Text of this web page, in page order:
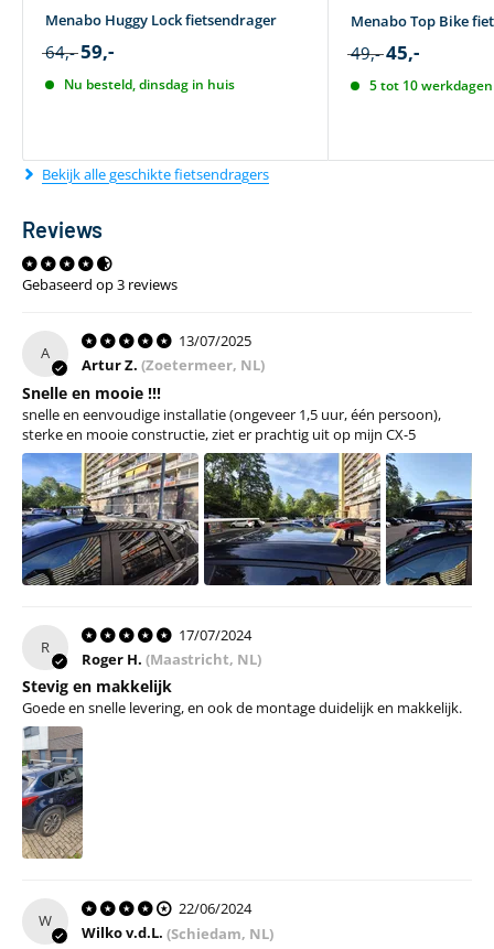
Menabo Huggy Lock fietsendrager
64,- 59,-
Nu besteld, dinsdag in huis
Menabo Top Bike
49,- 45,-
5 tot 10
Bekijk alle geschikte fietsendragers
Reviews
Gebaseerd op 3 reviews
A
13/07/2025
Artur Z. (Zoetermeer, NL)
Snelle en mooie !!!
snelle en eenvoudige installatie (ongeveer 1,5 uur, één persoon),
sterke en mooie constructie, ziet er prachtig uit op mijn CX-5
R
17/07/2024
Roger H. (Maastricht, NL)
Stevig en makkelijk
Goede en snelle levering, en ook de montage duidelijk en makkelijk.
W
22/06/2024
Wilko v.d.L. (Schiedam, NL)